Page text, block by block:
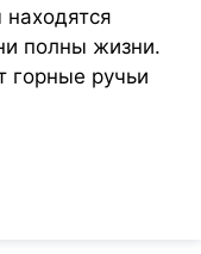
полны жизни.
горные ручьи